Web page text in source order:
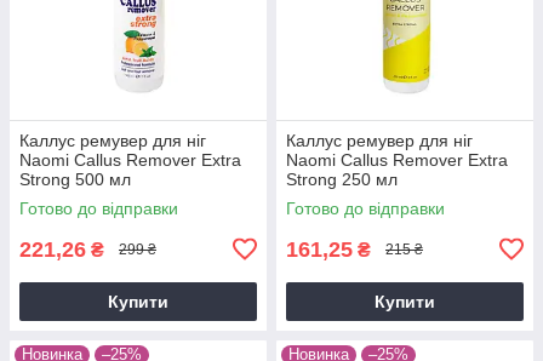
Каллус ремувер для ніг
Naomi Callus Remover Extra
Strong 500 мл
Готово до відправки
221,26 ₴ 299 ₴
Купити
Каллус ремувер для ніг
Naomi Callus Remover Extra
Strong 250 мл
Готово до відправки
161,25 ₴ 215 ₴
Купити
Новинка –25% Новинка –25%